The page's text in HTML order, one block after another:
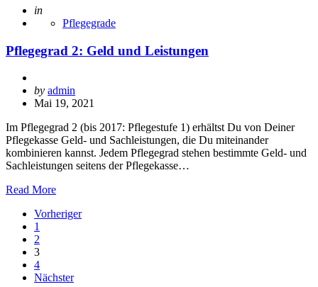
Posted
in
Pflegegrade
Pflegegrad 2: Geld und Leistungen
Posted
by
by admin
Mai 19, 2021
Im Pflegegrad 2 (bis 2017: Pflegestufe 1) erhältst Du von Deiner
Pflegekasse Geld- und Sachleistungen, die Du miteinander
kombinieren kannst. Jedem Pflegegrad stehen bestimmte Geld- und
Sachleistungen seitens der Pflegekasse…
Read More
Seitennummerierung
der
Beiträge
Vorheriger
1
2
3
4
Nächster